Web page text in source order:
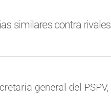
similares contra rivales
general del PSPV,